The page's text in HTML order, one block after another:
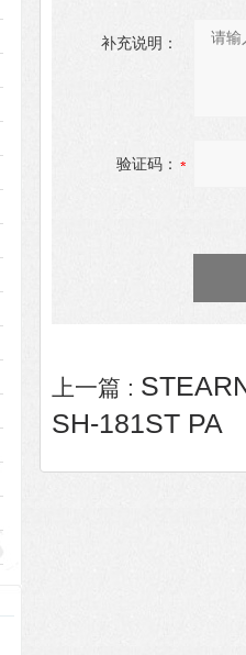
补充说明：
验证码：
上一篇 :
SH-181ST PA